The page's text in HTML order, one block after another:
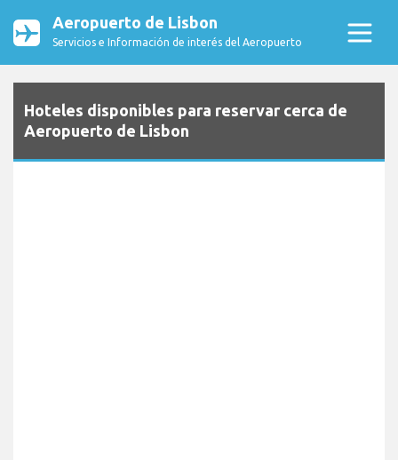
Aeropuerto de Lisbon
Servicios e Información de interés del Aeropuerto
Hoteles disponibles para reservar cerca de
Aeropuerto de Lisbon